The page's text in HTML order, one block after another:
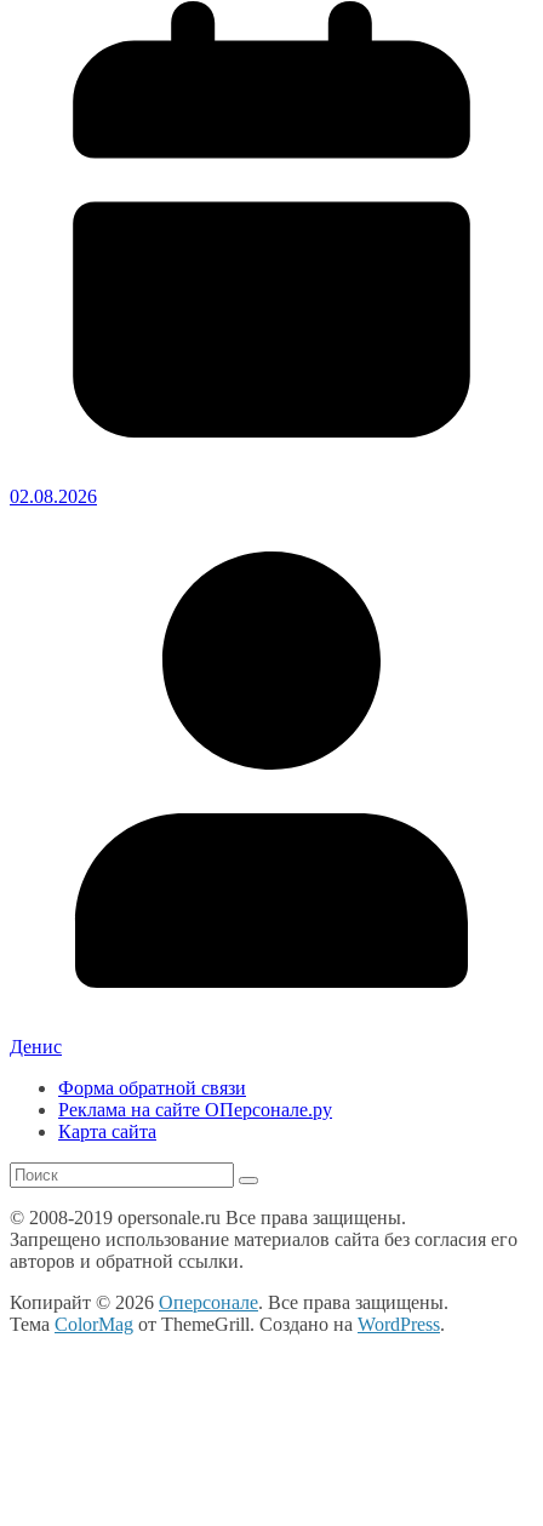
02.08.2026
Денис
Форма обратной связи
Реклама на сайте ОПерсонале.ру
Карта сайта
© 2008-2019 opersonale.ru Все права защищены.
Запрещено использование материалов сайта без согласия его
авторов и обратной ссылки.
Копирайт © 2026 Оперсонале. Все права защищены.
Тема ColorMag от ThemeGrill. Создано на WordPress.